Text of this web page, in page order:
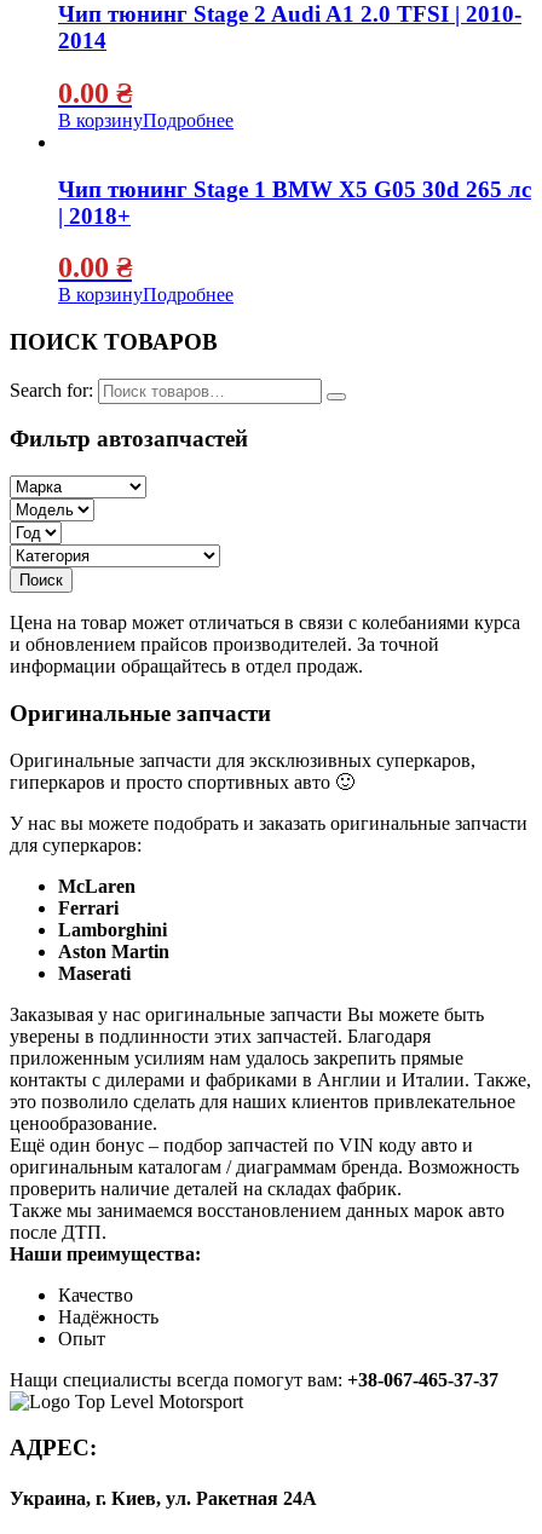
Чип тюнинг Stage 2 Audi A1 2.0 TFSI | 2010-
2014
0.00 ₴
В корзинуПодробнее
Чип тюнинг Stage 1 BMW X5 G05 30d 265 лс
| 2018+
0.00 ₴
В корзинуПодробнее
ПОИСК ТОВАРОВ
Search for:
Фильтр автозапчастей
Цена на товар может отличаться в связи с колебаниями курса
и обновлением прайсов производителей. За точной
информации обращайтесь в отдел продаж.
Оригинальные запчасти
Оригинальные запчасти для эксклюзивных суперкаров,
гиперкаров и просто спортивных авто 🙂
У нас вы можете подобрать и заказать оригинальные запчасти
для суперкаров:
McLaren
Ferrari
Lamborghini
Aston Martin
Maserati
Заказывая у нас оригинальные запчасти Вы можете быть
уверены в подлинности этих запчастей. Благодаря
приложенным усилиям нам удалось закрепить прямые
контакты с дилерами и фабриками в Англии и Италии. Также,
это позволило сделать для наших клиентов привлекательное
ценообразование.
Ещё один бонус – подбор запчастей по VIN коду авто и
оригинальным каталогам / диаграммам бренда. Возможность
проверить наличие деталей на складах фабрик.
Также мы занимаемся восстановлением данных марок авто
после ДТП.
Наши преимущества:
Качество
Надёжность
Опыт
Нащи специалисты всегда помогут вам: +38-067-465-37-37
АДРЕС:
Украина, г. Киев, ул. Ракетная 24А